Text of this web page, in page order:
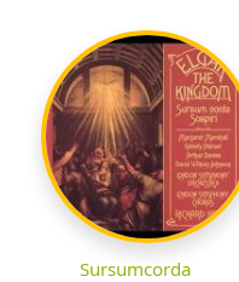
Sursumcorda